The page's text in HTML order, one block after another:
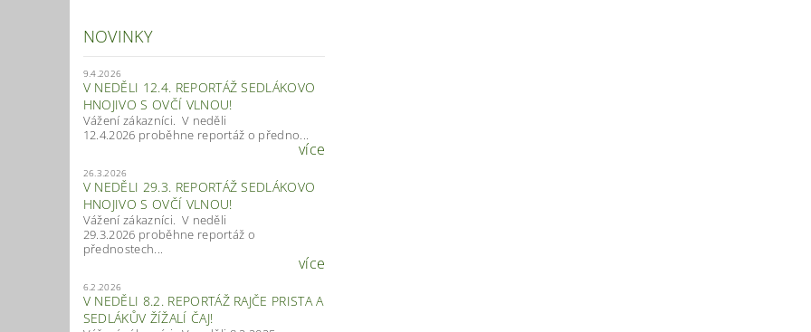
NOVINKY
9.4.2026
V NEDĚLI 12.4. REPORTÁŽ SEDLÁKOVO
HNOJIVO S OVČÍ VLNOU!
Vážení zákazníci. V neděli
12.4.2026 proběhne reportáž o předno...
více
26.3.2026
V NEDĚLI 29.3. REPORTÁŽ SEDLÁKOVO
HNOJIVO S OVČÍ VLNOU!
Vážení zákazníci. V neděli
29.3.2026 proběhne reportáž o
přednostech...
více
6.2.2026
V NEDĚLI 8.2. REPORTÁŽ RAJČE PRISTA A
SEDLÁKŮV ŽÍŽALÍ ČAJ!